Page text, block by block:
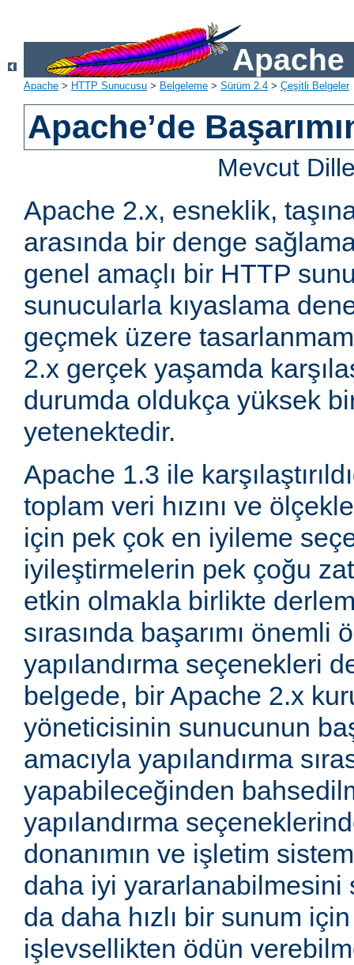
Apache
Apache > HTTP Sunucusu > Belgeleme > Sürüm 2.4 > Çeşitli Belgeler
Apache’de
Mevcut
Apache 2.x, esneklik,
arasında bir denge
genel amaçlı bir HTTP
sunucularla kıyaslama
geçmek üzere
2.x gerçek yaşamda
durumda oldukça yüksek
yetenektedir.
Apache 1.3 ile
toplam veri hızını ve
için pek çok en iyileme
iyileştirmelerin pek çoğu
etkin olmakla birlikte
sırasında başarımı
yapılandırma seçenekleri
belgede, bir Apache 2.x
yöneticisinin sunucunun
amacıyla yapılandırma
yapabileceğinden
yapılandırma
donanımın ve işletim
daha iyi yararlanabilmesini
da daha hızlı bir sunum
işlevsellikten ödün